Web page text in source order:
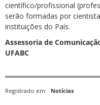
científico/profissional
serão formadas por
instituições do País.
Assessoria de
UFABC
Registrado em: Notícias